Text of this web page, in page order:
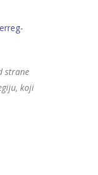
strane
koji